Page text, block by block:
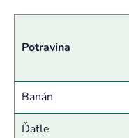
Potravina
Banán
Ďatle